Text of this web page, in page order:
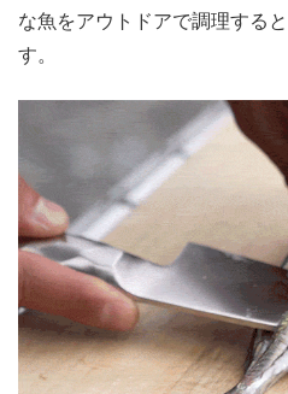
な魚をアウトドアで調理する
す。